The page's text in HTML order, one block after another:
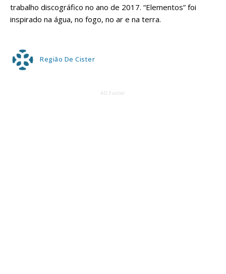
trabalho discográfico no ano de 2017. “Elementos” foi
inspirado na água, no fogo, no ar e na terra.
Região De Cister
AD Footer